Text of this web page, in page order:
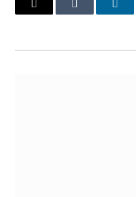
لينكدإن Tumblr
البريد